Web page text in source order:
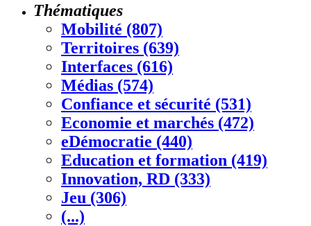
Thématiques
Mobilité (807)
Territoires (639)
Interfaces (616)
Médias (574)
Confiance et sécurité (531)
Economie et marchés (472)
eDémocratie (440)
Education et formation (419)
Innovation, RD (333)
Jeu (306)
(...)